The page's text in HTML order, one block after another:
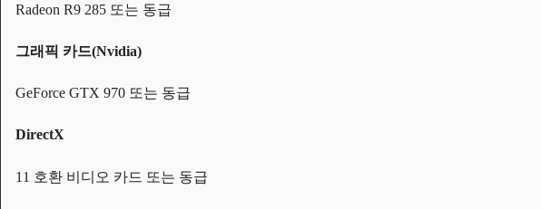
Radeon R9 285 또는 동급
그래픽 카드(Nvidia)
GeForce GTX 970 또는 동급
DirectX
11 호환 비디오 카드 또는 동급